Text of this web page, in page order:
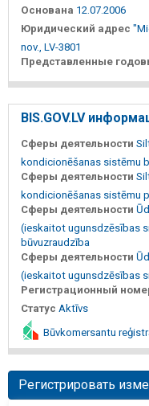
Основана 12.07.2006
Юридический адрес
nov., LV-3801
Представленные
BIS.GOV.LV
Сферы деятельности
kondicionēšanas sistēmu
Сферы деятельности
kondicionēšanas sistēmu
Сферы деятельности
(ieskaitot ugunsdzēsības
būvuzraudzība
Сферы деятельности
(ieskaitot ugunsdzēsības
Регистрационный
Статус Aktīvs
Būvkomersantu
Регистрировать